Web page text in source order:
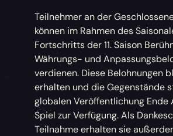
Teilnehmer an der
können im Rahmen des
Fortschritts der 11. Saison
Währungs- und
verdienen. Diese Belohnungen
erhalten und die Gegenstände
globalen Veröffentlichung Ende
Spiel zur Verfügung. Als
Teilnahme erhalten sie